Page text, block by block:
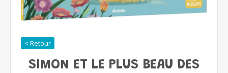
< Retour
SIMON ET LE PLUS BEAU DES